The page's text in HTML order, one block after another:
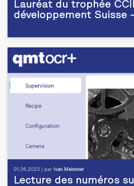
Lauréat du trophée
développement Suisse
01.06.2023 | par Ivan Meissner
Lecture des numéros